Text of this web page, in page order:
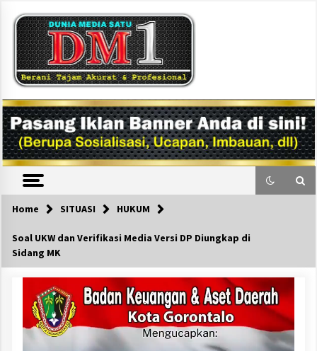
content
DM1
Home SITUASI HUKUM
Soal UKW dan Verifikasi Media Versi DP Diungkap di
Sidang MK